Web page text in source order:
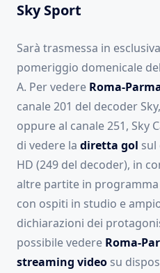
Sky Sport
Sarà trasmessa in
pomeriggio domenicale
A. Per vedere Roma-
canale 201 del decoder
oppure al canale 251, Sky
di vedere la diretta gol sul
HD (249 del decoder), in
altre partite in programma
con ospiti in studio e
dichiarazioni dei
possibile vedere Roma-
streaming video su